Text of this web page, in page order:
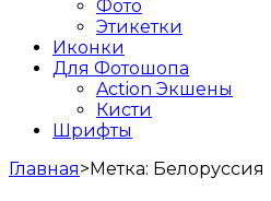
Фото
Этикетки
Иконки
Для Фотошопа
Action Экшены
Кисти
Шрифты
Главная>Метка: Белоруссия